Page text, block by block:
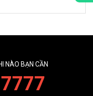
NÀO BẠN CẦN